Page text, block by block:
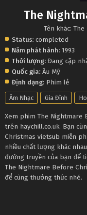
The
Tên khác:
Status: completed
Năm phát hành: 1993
Thời lượng: Đang cập
Quốc gia: Âu Mỹ
Định dạng: Phim lẻ
Âm Nhạc Gia Đình
Xem phim The Nightmare
trên haychill.co.uk. Bạn
Christmas vietsub miễn
nhiều chất lượng khác
đường truyền của bạn để
The Nightmare Before
để cùng thưởng thức nhé.